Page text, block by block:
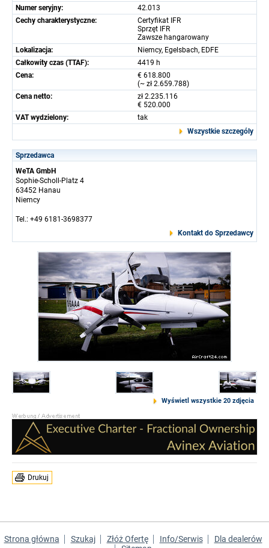
Numer seryjny:
42.013
Cechy charakterystyczne:
Certyfikat IFR
Sprzęt IFR
Zawsze hangarowany
Lokalizacja:
Niemcy, Egelsbach, EDFE
Całkowity czas (TTAF):
4419 h
Cena:
€ 618.800
(~ zł 2.659.788)
Cena netto:
zł 2.235.116
€ 520.000
VAT wydzielony:
tak
Wszystkie szczególy
Sprzedawca
WeTA GmbH
Sophie-Scholl-Platz 4
63452 Hanau
Niemcy
Tel.: +49 6181-3698377
Kontakt do Sprzedawcy
Wyświetl wszystkie 20 zdjęcia
Drukuj
Strona główna Szukaj Złóż Ofertę Info/Serwis
Dla dealerów